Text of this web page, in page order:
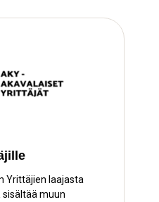
Yrittäjien laajasta
sisältää muun